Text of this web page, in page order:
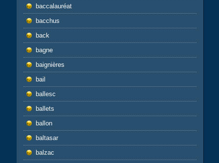
baccalauréat
bacchus
back
bagne
baignières
bail
ballesc
ballets
ballon
baltasar
balzac